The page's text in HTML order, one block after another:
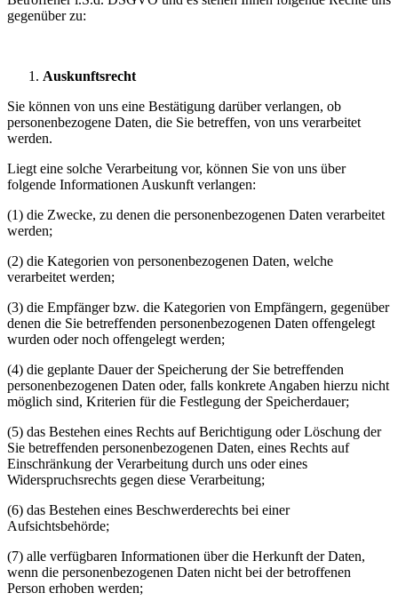
gegenüber zu:
Auskunftsrecht
Sie können von uns eine Bestätigung darüber verlangen, ob
personenbezogene Daten, die Sie betreffen, von uns verarbeitet
werden.
Liegt eine solche Verarbeitung vor, können Sie von uns über
folgende Informationen Auskunft verlangen:
(1) die Zwecke, zu denen die personenbezogenen Daten verarbeitet
werden;
(2) die Kategorien von personenbezogenen Daten, welche
verarbeitet werden;
(3) die Empfänger bzw. die Kategorien von Empfängern, gegenüber
denen die Sie betreffenden personenbezogenen Daten offengelegt
wurden oder noch offengelegt werden;
(4) die geplante Dauer der Speicherung der Sie betreffenden
personenbezogenen Daten oder, falls konkrete Angaben hierzu nicht
möglich sind, Kriterien für die Festlegung der Speicherdauer;
(5) das Bestehen eines Rechts auf Berichtigung oder Löschung der
Sie betreffenden personenbezogenen Daten, eines Rechts auf
Einschränkung der Verarbeitung durch uns oder eines
Widerspruchsrechts gegen diese Verarbeitung;
(6) das Bestehen eines Beschwerderechts bei einer
Aufsichtsbehörde;
(7) alle verfügbaren Informationen über die Herkunft der Daten,
wenn die personenbezogenen Daten nicht bei der betroffenen
Person erhoben werden;